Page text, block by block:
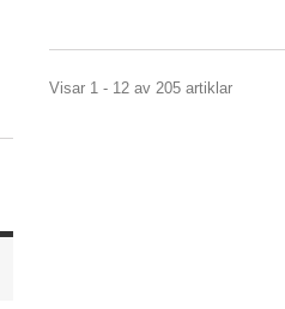
699,00Visar 1 - 12 av 205 artiklar